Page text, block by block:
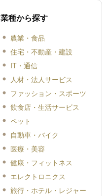
業種から探す
農業・食品
住宅・不動産・建設
IT・通信
人材・法人サービス
ファッション・スポーツ
飲食店・生活サービス
ペット
自動車・バイク
医療・美容
健康・フィットネス
エレクトロニクス
旅行・ホテル・レジャー